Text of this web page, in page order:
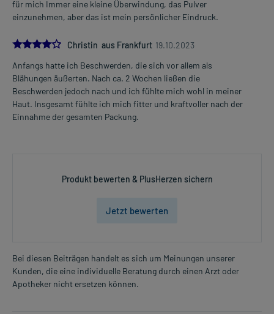
für mich Immer eine kleine Überwindung, das Pulver
einzunehmen, aber das ist mein persönlicher Eindruck.
4.0
Christin aus Frankfurt 19.10.2023
Anfangs hatte ich Beschwerden, die sich vor allem als
Blähungen äußerten. Nach ca. 2 Wochen ließen die
Beschwerden jedoch nach und ich fühlte mich wohl in meiner
Haut. Insgesamt fühlte ich mich fitter und kraftvoller nach der
Einnahme der gesamten Packung.
Produkt bewerten & PlusHerzen sichern
Jetzt bewerten
Bei diesen Beiträgen handelt es sich um Meinungen unserer
Kunden, die eine individuelle Beratung durch einen Arzt oder
Apotheker nicht ersetzen können.